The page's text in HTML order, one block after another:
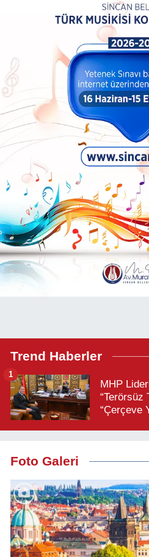
Trend Haberler
MHP
“Terörsüz
“Çerçeve
1
Foto Galeri